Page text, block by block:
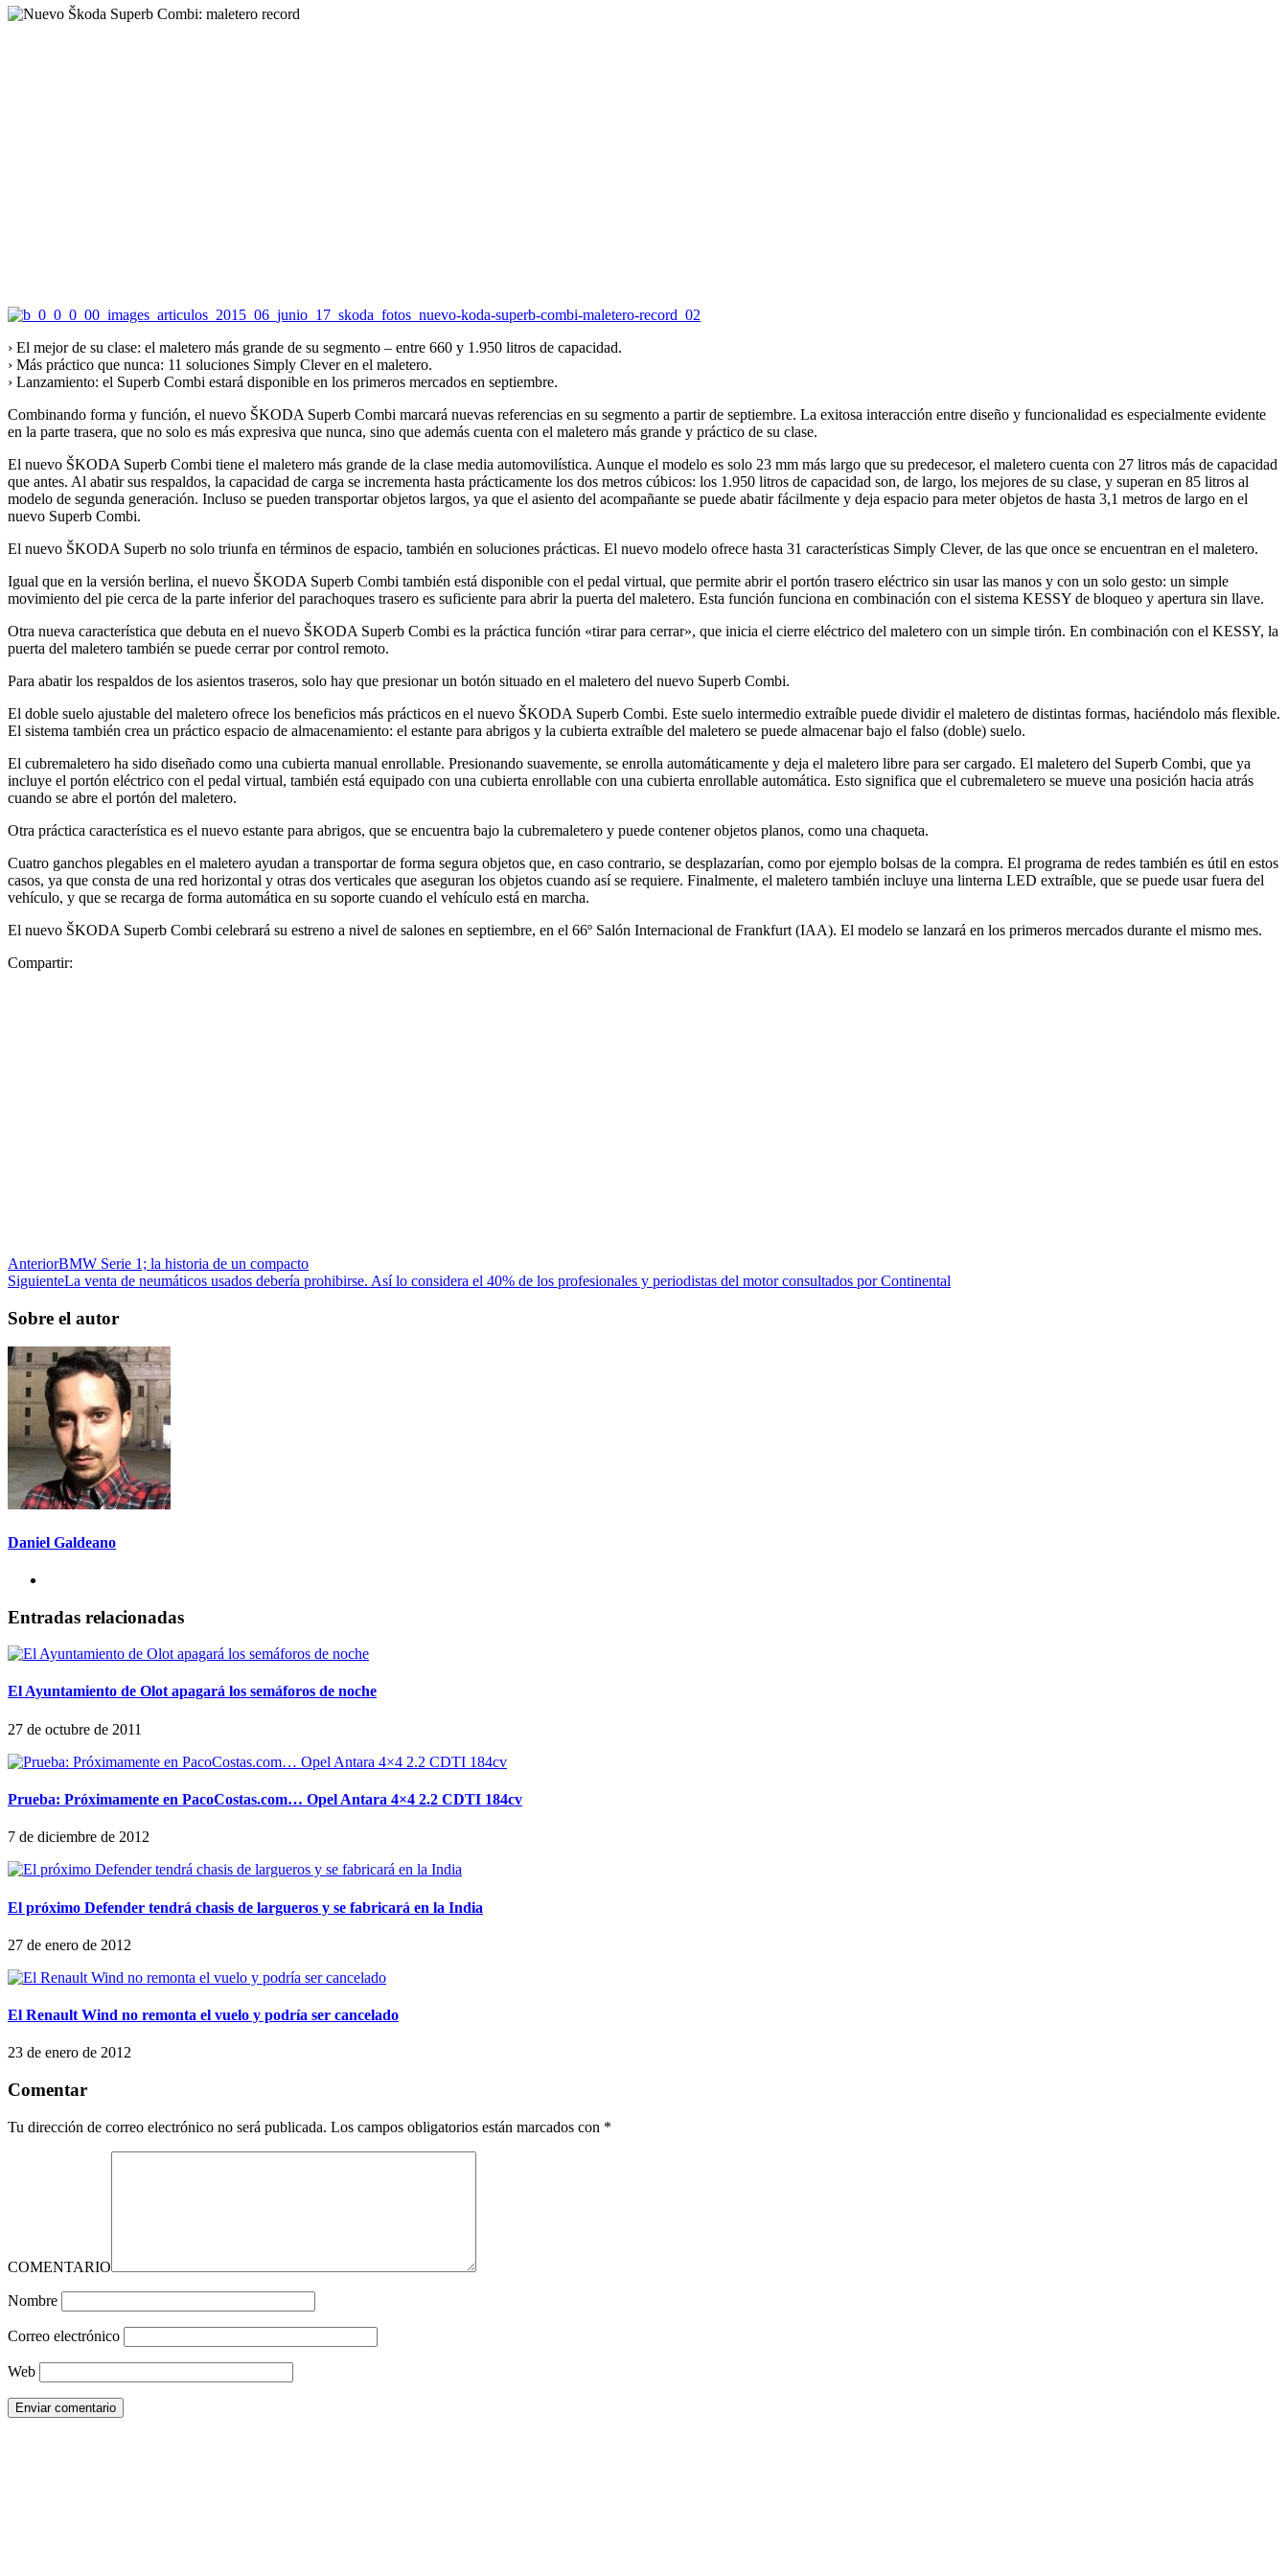
› El mejor de su clase: el maletero más grande de su segmento – entre 660 y 1.950 litros de capacidad.
› Más práctico que nunca: 11 soluciones Simply Clever en el maletero.
› Lanzamiento: el Superb Combi estará disponible en los primeros mercados en septiembre.
Combinando forma y función, el nuevo ŠKODA Superb Combi marcará nuevas referencias en su segmento a partir de septiembre. La exitosa interacción entre diseño y funcionalidad es especialmente evidente
en la parte trasera, que no solo es más expresiva que nunca, sino que además cuenta con el maletero más grande y práctico de su clase.
El nuevo ŠKODA Superb Combi tiene el maletero más grande de la clase media automovilística. Aunque el modelo es solo 23 mm más largo que su predecesor, el maletero cuenta con 27 litros más de capacidad
que antes. Al abatir sus respaldos, la capacidad de carga se incrementa hasta prácticamente los dos metros cúbicos: los 1.950 litros de capacidad son, de largo, los mejores de su clase, y superan en 85 litros al
modelo de segunda generación. Incluso se pueden transportar objetos largos, ya que el asiento del acompañante se puede abatir fácilmente y deja espacio para meter objetos de hasta 3,1 metros de largo en el
nuevo Superb Combi.
El nuevo ŠKODA Superb no solo triunfa en términos de espacio, también en soluciones prácticas. El nuevo modelo ofrece hasta 31 características Simply Clever, de las que once se encuentran en el maletero.
Igual que en la versión berlina, el nuevo ŠKODA Superb Combi también está disponible con el pedal virtual, que permite abrir el portón trasero eléctrico sin usar las manos y con un solo gesto: un simple
movimiento del pie cerca de la parte inferior del parachoques trasero es suficiente para abrir la puerta del maletero. Esta función funciona en combinación con el sistema KESSY de bloqueo y apertura sin llave.
Otra nueva característica que debuta en el nuevo ŠKODA Superb Combi es la práctica función «tirar para cerrar», que inicia el cierre eléctrico del maletero con un simple tirón. En combinación con el KESSY, la
puerta del maletero también se puede cerrar por control remoto.
Para abatir los respaldos de los asientos traseros, solo hay que presionar un botón situado en el maletero del nuevo Superb Combi.
El doble suelo ajustable del maletero ofrece los beneficios más prácticos en el nuevo ŠKODA Superb Combi. Este suelo intermedio extraíble puede dividir el maletero de distintas formas, haciéndolo más flexible.
El sistema también crea un práctico espacio de almacenamiento: el estante para abrigos y la cubierta extraíble del maletero se puede almacenar bajo el falso (doble) suelo.
El cubremaletero ha sido diseñado como una cubierta manual enrollable. Presionando suavemente, se enrolla automáticamente y deja el maletero libre para ser cargado. El maletero del Superb Combi, que ya
incluye el portón eléctrico con el pedal virtual, también está equipado con una cubierta enrollable con una cubierta enrollable automática. Esto significa que el cubremaletero se mueve una posición hacia atrás
cuando se abre el portón del maletero.
Otra práctica característica es el nuevo estante para abrigos, que se encuentra bajo la cubremaletero y puede contener objetos planos, como una chaqueta.
Cuatro ganchos plegables en el maletero ayudan a transportar de forma segura objetos que, en caso contrario, se desplazarían, como por ejemplo bolsas de la compra. El programa de redes también es útil en estos
casos, ya que consta de una red horizontal y otras dos verticales que aseguran los objetos cuando así se requiere. Finalmente, el maletero también incluye una linterna LED extraíble, que se puede usar fuera del
vehículo, y que se recarga de forma automática en su soporte cuando el vehículo está en marcha.
El nuevo ŠKODA Superb Combi celebrará su estreno a nivel de salones en septiembre, en el 66º Salón Internacional de Frankfurt (IAA). El modelo se lanzará en los primeros mercados durante el mismo mes.
Compartir:
AnteriorBMW Serie 1; la historia de un compacto
SiguienteLa venta de neumáticos usados debería prohibirse. Así lo considera el 40% de los profesionales y periodistas del motor consultados por Continental
Sobre el autor
Daniel Galdeano
Entradas relacionadas
El Ayuntamiento de Olot apagará los semáforos de noche
27 de octubre de 2011
Prueba: Próximamente en PacoCostas.com… Opel Antara 4×4 2.2 CDTI 184cv
7 de diciembre de 2012
El próximo Defender tendrá chasis de largueros y se fabricará en la India
27 de enero de 2012
El Renault Wind no remonta el vuelo y podría ser cancelado
23 de enero de 2012
Comentar
Tu dirección de correo electrónico no será publicada. Los campos obligatorios están marcados con *
COMENTARIO
Nombre
Correo electrónico
Web